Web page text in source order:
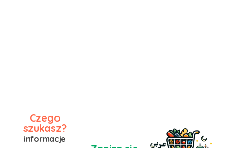
Czego
szukasz?
informacje